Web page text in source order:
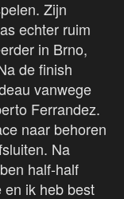
Zijn
echter ruim
in Brno,
de finish
vanwege
Ferrandez.
naar behoren
Na
half-half
ik heb best